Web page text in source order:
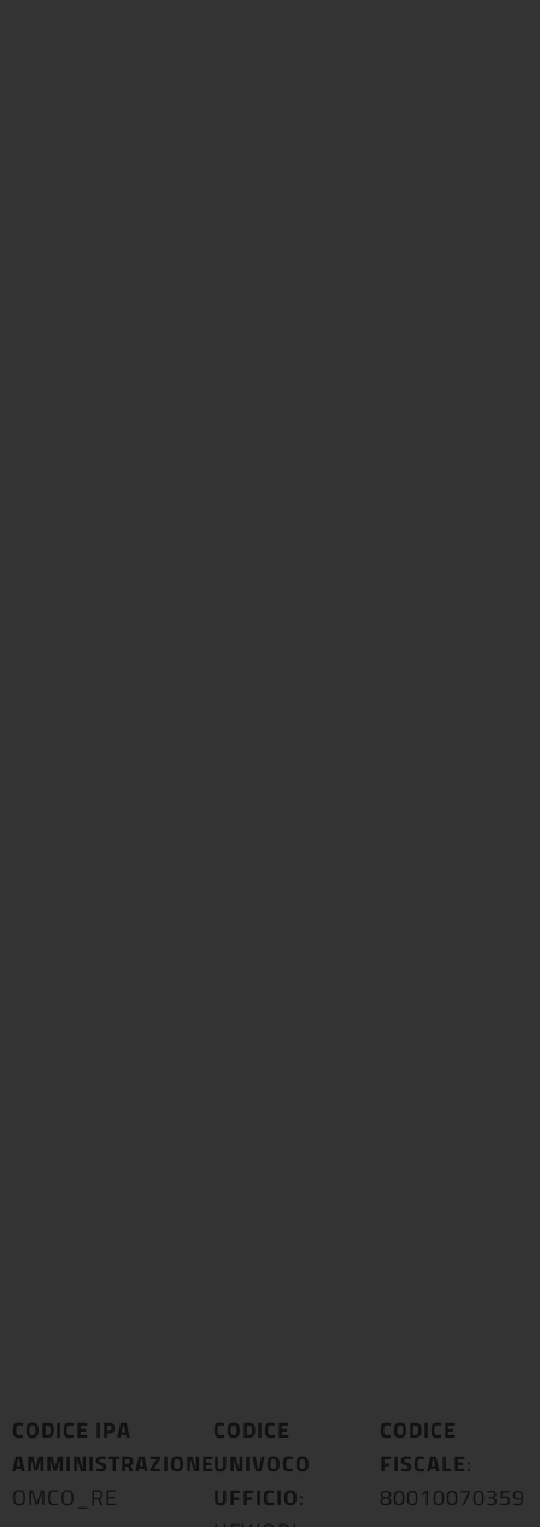
CODICE IPA
AMMINISTRAZIONE:
OMCO_RE
CODICE
UNIVOCO
UFFICIO:
CODICE
FISCALE:
80010070359